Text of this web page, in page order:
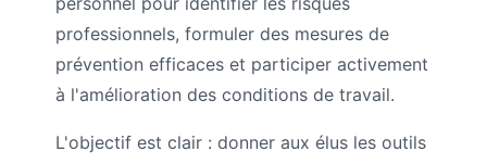
professionnels, formuler des mesures de
prévention efficaces et participer activement
à l'amélioration des conditions de travail.
L'objectif est clair : donner aux élus les outils